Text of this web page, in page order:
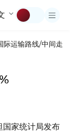
际运输路线/中间走廊
家统计局发布